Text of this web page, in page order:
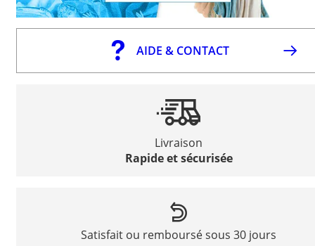
AIDE & CONTACT
Livraison
Rapide et sécurisée
Satisfait ou remboursé sous 30 jours